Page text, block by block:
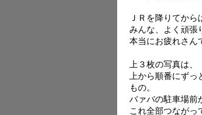
ＪＲを降りてから
みんな、よく頑張
本当にお疲れさん
上３枚の写真は、
上から順番にず
もの。
バァバの駐車場前
これ全部つながっ